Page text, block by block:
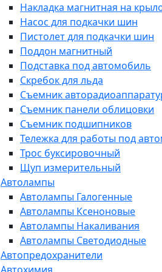
Накладка магнитная на
Насос для подкачки шин
Пистолет для подкачки шин
Поддон магнитный
Подставка под автомобиль
Скребок для льда
Съемник
Съемник панели облицовки
Съемник подшипников
Тележка для работы под
Трос буксировочный
Щуп измерительный
Автолампы
Автолампы Галогенные
Автолампы Ксеноновые
Автолампы Накаливания
Автолампы Светодиодные
Автопредохранители